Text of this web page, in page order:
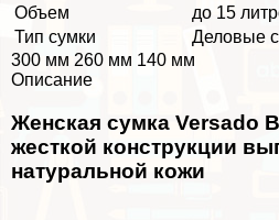
Объем
до 15
Тип сумки
Деловые
300 мм 260 мм 140 мм
Описание
Женская сумка Versado
жесткой конструкции
натуральной кожи